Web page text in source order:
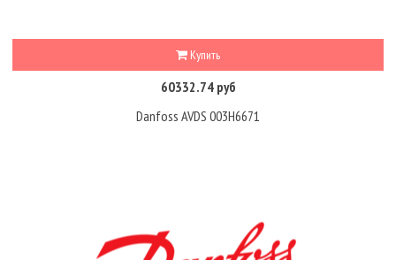
Купить
60332.74 руб
Danfoss AVDS 003H6671